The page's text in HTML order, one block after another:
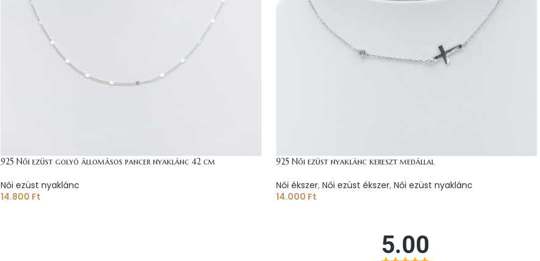
925 Női ezüst golyó állomásos pancer nyaklánc 42 cm
Női ezüst nyaklánc
14.800 Ft
925 Női ezüst nyaklánc kereszt medállal
Női ékszer, Női ezüst ékszer, Női ezüst nyaklánc
14.000 Ft